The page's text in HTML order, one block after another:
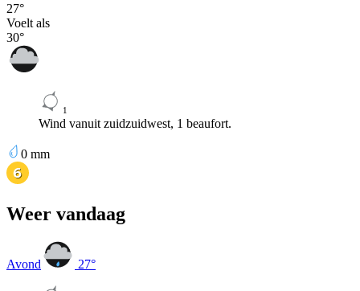
27°
Voelt als
30°
1
Wind vanuit zuidzuidwest, 1 beaufort.
0 mm
Weer vandaag
Avond 27°